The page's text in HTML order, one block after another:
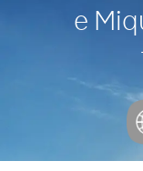
e